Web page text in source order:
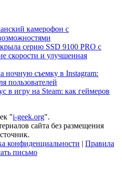
камерофон с
серию SSD 9100 PRO с
скорости и улучшенная
ночную съемку в Instagram:
пользователей
в игру на Steam: как геймеров
"i-geek.org".
сайта без размещения
конфиденциальности | Правила
письмо